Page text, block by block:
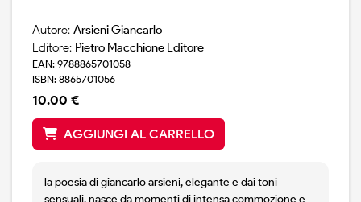
Autore: Arsieni Giancarlo
Editore: Pietro Macchione Editore
EAN: 9788865701058
ISBN: 8865701056
10.00 €
AGGIUNGI AL CARRELLO
la poesia di giancarlo arsieni, elegante e dai toni